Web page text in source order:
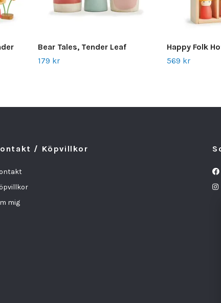
Bear Tales, Tender Leaf
179 kr
Happy Folk
569 kr
/ Köpvillkor
mig